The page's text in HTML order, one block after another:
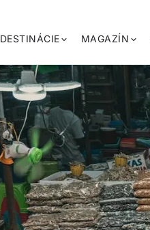
DESTINÁCIE MAGAZÍN